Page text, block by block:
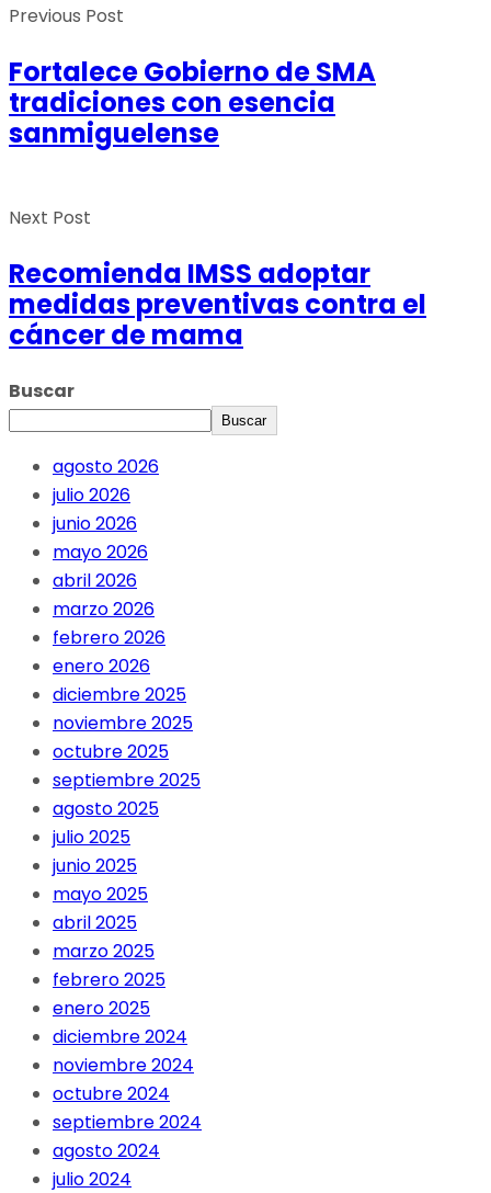
Previous Post
Fortalece Gobierno de SMA
tradiciones con esencia
sanmiguelense
Next Post
Recomienda IMSS adoptar
medidas preventivas contra el
cáncer de mama
Buscar
Buscar
agosto 2026
julio 2026
junio 2026
mayo 2026
abril 2026
marzo 2026
febrero 2026
enero 2026
diciembre 2025
noviembre 2025
octubre 2025
septiembre 2025
agosto 2025
julio 2025
junio 2025
mayo 2025
abril 2025
marzo 2025
febrero 2025
enero 2025
diciembre 2024
noviembre 2024
octubre 2024
septiembre 2024
agosto 2024
julio 2024